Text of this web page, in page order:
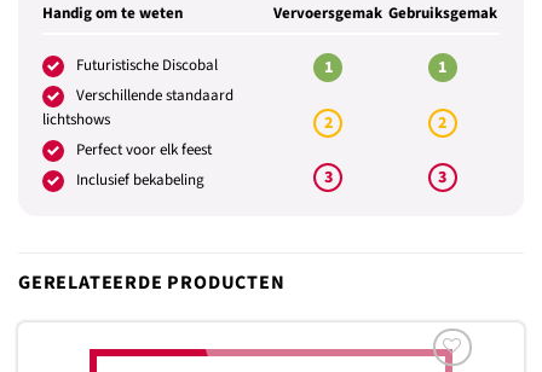
Handig om te weten
Futuristische Discobal
Verschillende standaard
lichtshows
Perfect voor elk feest
Inclusief bekabeling
Vervoersgemak
1
2
3
Gebruiksgemak
1
2
3
GERELATEERDE PRODUCTEN